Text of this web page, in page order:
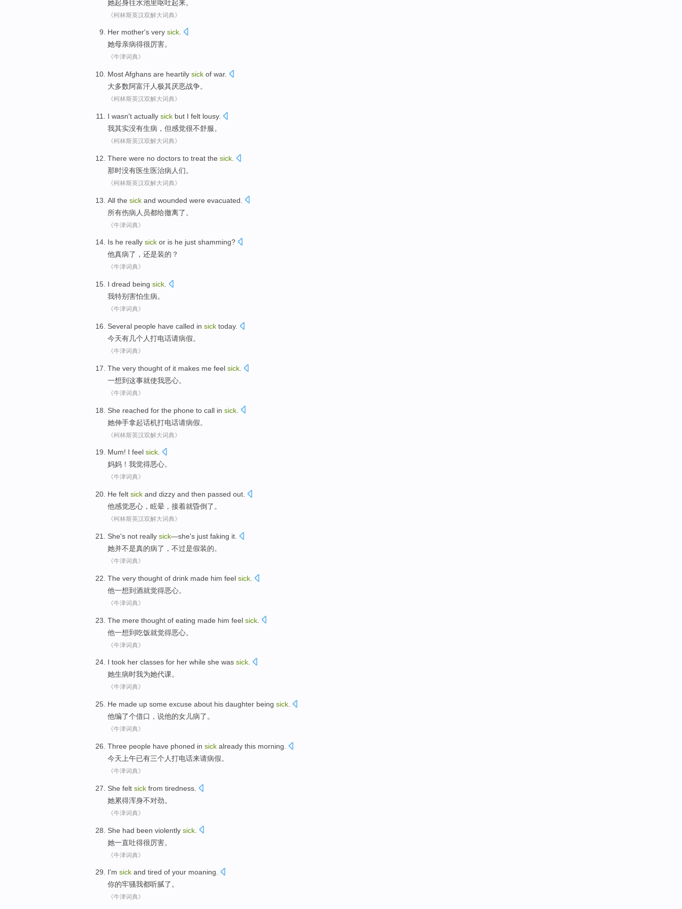
她起身往水池里呕吐起来。
《柯林斯英汉双解大词典》
Her mother's very sick.
她母亲病得很厉害。
《牛津词典》
MostAfghans are heartily sick of war.
大多数阿富汗人极其厌恶战争。
《柯林斯英汉双解大词典》
I wasn't actually sick but I felt lousy.
我其实没有生病 ， 但感觉很不舒服。
《柯林斯英汉双解大词典》
There were no doctors to treat the sick
那时没有医生医治病人们。
《柯林斯英汉双解大词典》
All the sick and wounded were evacuated
所有伤病 人员都给撤离了 。
《牛津词典》
Is he really sick or is he just shamming?
他真病了 ， 还是装的？
《牛津词典》
I dread being sick
我特别害怕生病。
《牛津词典》
Several people have called in sick today.
今天有几个 人打电话请病假。
《牛津词典》
The very thought of it makes me feel sick
一想到这事就使我恶心。
《牛津词典》
She reached for the phone to call in sick
她伸手拿起话机打电话请病假。
《柯林斯英汉双解大词典》
Mum! I feel sick.
妈妈 ！ 我觉得恶心。
《牛津词典》
He felt sick and dizzy and then passed out
他感觉恶心 ， 眩晕 ， 接着就昏倒 了。
《柯林斯英汉双解大词典》
She's not really sick—she's just faking it.
她并不是真的病了 ， 不过是假装的。
《牛津词典》
The very thought of drink made him feel sick
他一想到酒就觉得恶心。
《牛津词典》
The mere thought of eating made him feel sick
他一想到吃饭就觉得恶心。
《牛津词典》
I took her classes for her while she was sick.
她生病时我为她代课。
《牛津词典》
He made up some excuse about his daughter being sick
他编了个借口 ， 说他的女儿病了。
《牛津词典》
Three people have phoned in sick already this morning
今天 上午已有三个 人打电话来请病假。
《牛津词典》
She felt sick from tiredness
她累得浑身不对劲。
《牛津词典》
She had been violently sick
她一直吐得很厉害。
《牛津词典》
I'm sick and tired of your moaning.
你的牢骚我都听腻了。
《牛津词典》